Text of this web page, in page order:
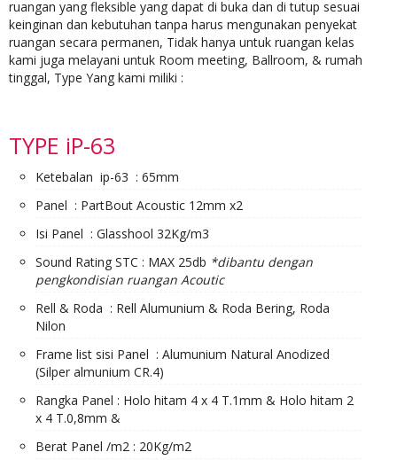
ruangan yang fleksible yang dapat di buka dan di tutup sesuai
keinginan dan kebutuhan tanpa harus mengunakan penyekat
ruangan secara permanen, Tidak hanya untuk ruangan kelas
kami juga melayani untuk Room meeting, Ballroom, & rumah
tinggal, Type Yang kami miliki :
TYPE iP-63
Ketebalan ip-63 : 65mm
Panel : PartBout Acoustic 12mm x2
Isi Panel : Glasshool 32Kg/m3
Sound Rating STC : MAX 25db *dibantu dengan
pengkondisian ruangan Acoutic
Rell & Roda : Rell Alumunium & Roda Bering, Roda
Nilon
Frame list sisi Panel : Alumunium Natural Anodized
(Silper almunium CR.4)
Rangka Panel : Holo hitam 4 x 4 T.1mm & Holo hitam 2
x 4 T.0,8mm &
Berat Panel /m2 : 20Kg/m2